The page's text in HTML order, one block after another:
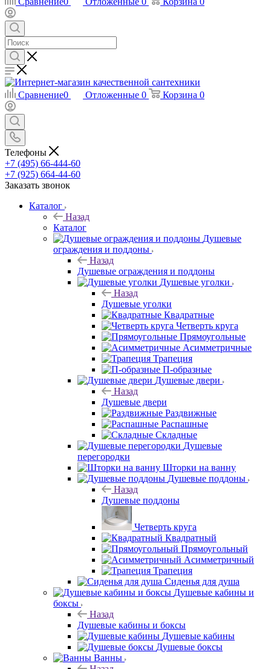
Сравнение0 Отложенные 0 Корзина 0
Телефоны
+7 (495) 66-444-60
+7 (925) 664-44-60
Заказать звонок
Каталог
Назад
Каталог
Душевые
ограждения и поддоны
Назад
Душевые ограждения и поддоны
Душевые уголки
Назад
Душевые уголки
Квадратные
Четверть круга
Прямоугольные
Асимметричные
Трапеция
П-образные
Душевые двери
Назад
Душевые двери
Раздвижные
Распашные
Складные
Душевые
перегородки
Шторки на ванну
Душевые поддоны
Назад
Душевые поддоны
Четверть круга
Квадратный
Прямоугольный
Асимметричный
Трапеция
Сиденья для душа
Душевые кабины и
боксы
Назад
Душевые кабины и боксы
Душевые кабины
Душевые боксы
Ванны